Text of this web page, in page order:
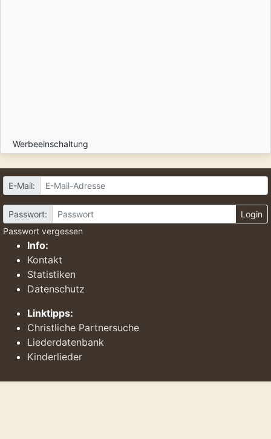
Werbeeinschaltung
E-Mail:
Passwort:
Login
Passwort vergessen
Info:
Kontakt
Statistiken
Datenschutz
Linktipps:
Christliche Partnersuche
Liederdatenbank
Kinderlieder